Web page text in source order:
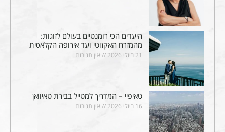
היעדים הכי רומנטיים בעולם לזוגות:
מהמזרח האקזוטי ועד אירופה הקלאסית
21 ביולי 2026 אין תגובות
טאיפיי – המדריך למטייל בבירת טאיוואן
16 ביולי 2026 אין תגובות